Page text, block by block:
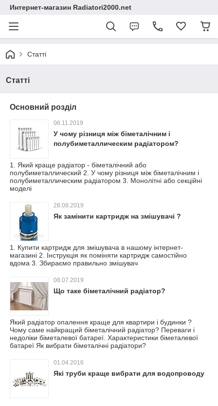
Интернет-магазин Radiatori2000.net
Статті
Статті
Основний розділ
06.11.2019
У чому різниця між біметалічним і
полубиметаллическим радіатором?
1. Який краще радіатор - біметалічний або
полубиметаллический 2. У чому різниця між біметалічним і
полубиметаллическим радіатором 3. Монолітні або секційні
моделі
28.08.2019
Як замінити картридж на змішувачі ?
1. Купити картридж для змішувача в нашому інтернет-
магазині 2. Інструкція як поміняти картридж самостійно
вдома 3. Збираємо правильно змішувач
08.07.2019
Що таке біметалічний радіатор?
Який радіатор опалення краще для квартири і будинки ?
Чому саме найкращий біметалічний радіатор? Переваги і
недоліки біметалевої батареї. Характеристики біметалевої
батареї Як вибрати біметалічні радіатори?
01.04.2016
Які труби краще вибрати для водопроводу